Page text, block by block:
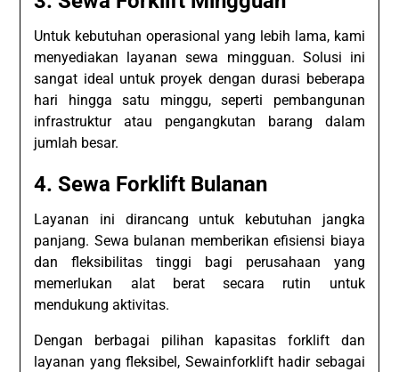
Untuk kebutuhan operasional yang lebih lama, kami
menyediakan layanan sewa mingguan. Solusi ini
sangat ideal untuk proyek dengan durasi beberapa
hari hingga satu minggu, seperti pembangunan
infrastruktur atau pengangkutan barang dalam
jumlah besar.
4.Sewa Forklift Bulanan
Layanan ini dirancang untuk kebutuhan jangka
panjang. Sewa bulanan memberikan efisiensi biaya
dan fleksibilitas tinggi bagi perusahaan yang
memerlukan alat berat secara rutin untuk
mendukung aktivitas.
Dengan berbagai pilihan kapasitas forklift dan
layanan yang fleksibel, Sewainforklift hadir sebagai